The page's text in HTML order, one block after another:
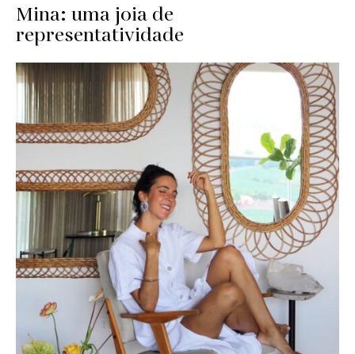
Mina: uma joia de
representatividade